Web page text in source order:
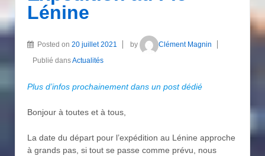
Lénine
Posted on 20 juillet 2021 by
Clément Magnin
Publié dansActualités
Plus d’infos prochainement dans un post dédié
Bonjour à toutes et à tous,
La date du départ pour l’expédition au Lénine approche
à grands pas, si tout se passe comme prévu, nous